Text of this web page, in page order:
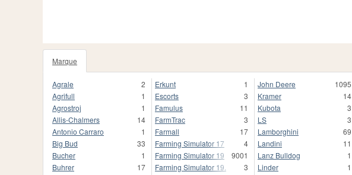
Marque
1020
Agrale
2
Agrifull
1
Agrostroj
1
Allis-Chalmers
14
Antonio Carraro
1
Big Bud
33
Bucher
1
Buhrer
17
Erkunt
1
Escorts
3
Famulus
11
FarmTrac
3
Farmall
17
Farming Simulator 17
4
Farming Simulator 19
9001
Farming Simulator 19.
3
John Deere
1095
Kramer
14
Kubota
3
LS
3
Lamborghini
69
Landini
11
Lanz Bulldog
1
Linder
1